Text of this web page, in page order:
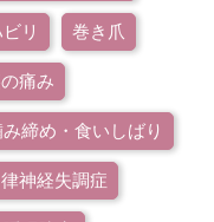
リ 巻き爪
痛み
締め・食いしばり
神経失調症